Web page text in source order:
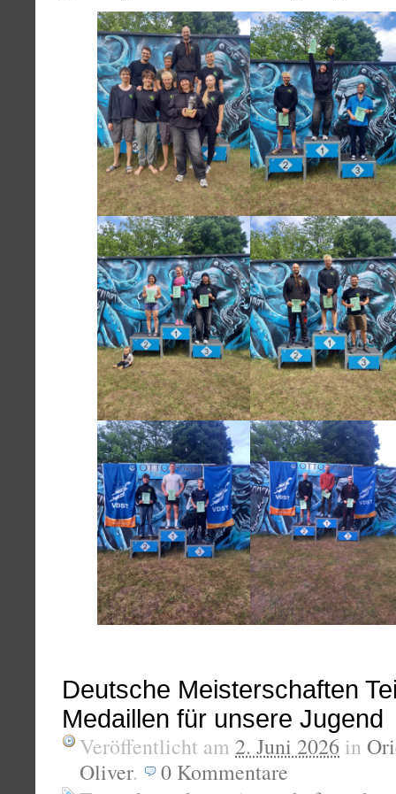
Deutsche Meisterschaften
Medaillen für unsere Jugend
Veröffentlicht am 2. Juni 2026 in
Oliver. 0 Kommentare